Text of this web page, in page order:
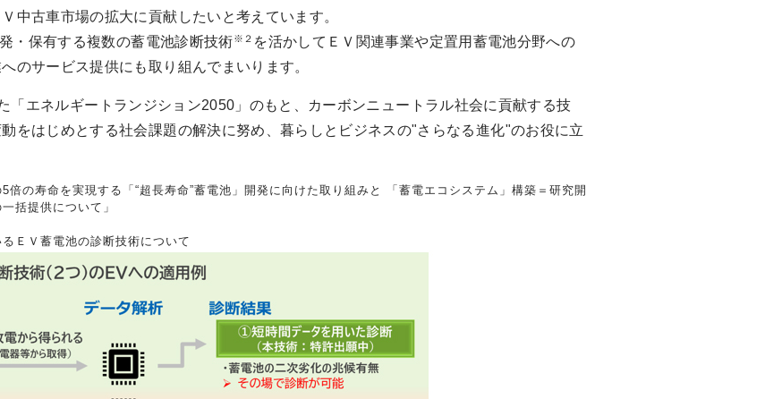
中古車市場の拡大に貢献したいと考えています。
・保有する複数の蓄電池診断技術※２ を活かしてＥＶ関連事業や定置用蓄電池分野への
のサービス提供にも取り組んでまいります。
エネルギートランジション2050」のもと、カーボンニュートラル社会に貢献する技
をはじめとする社会課題の解決に努め、暮らしとビジネスの"さらなる進化"のお役に立
の寿命を実現する「“超長寿命”蓄電池」開発に向けた取り組みと 「蓄電エコシステム」構築＝研究開
括提供について」
ＥＶ蓄電池の診断技術について